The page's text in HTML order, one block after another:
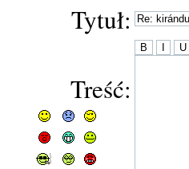
Tytuł:
Treść: